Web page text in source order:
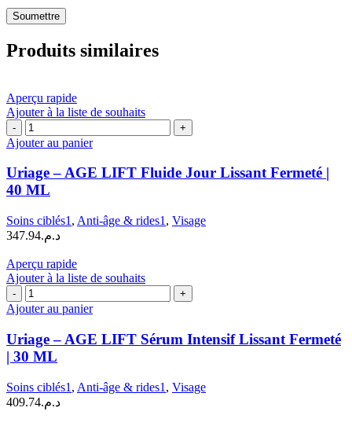
Produits similaires
Aperçu rapide
Ajouter à la liste de souhaits
quantité
de
–
AGE
LIFT
Jour
Lissant
|
40
ML
Ajouter au panier
Uriage – AGE LIFT Fluide Jour Lissant Fermeté |
40 ML
Soins ciblés1 , Anti-âge & rides1 , Visage
د.م.347.94
Aperçu rapide
Ajouter à la liste de souhaits
quantité
de
–
AGE
LIFT
Intensif
Lissant
Ajouter au panier
Uriage – AGE LIFT Sérum Intensif Lissant Fermeté
| 30 ML
Soins ciblés1 , Anti-âge & rides1 , Visage
د.م.409.74